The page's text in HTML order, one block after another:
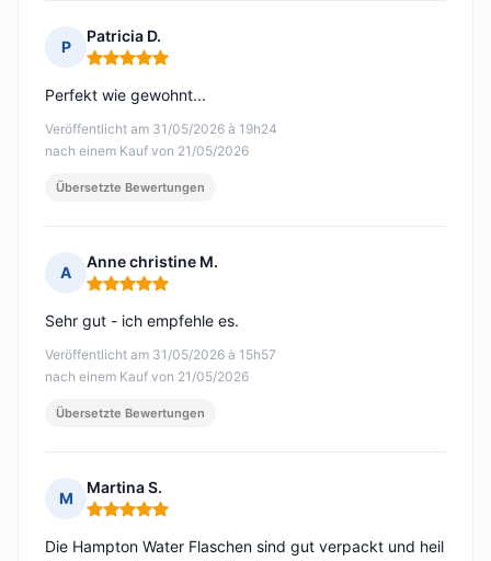
P
Patricia D.
Hinweis: 5 von 5
Veröffentlicht am 31/05/2026 à 19h24
nach einem Kauf von 21/05/2026
Perfekt wie gewohnt...
Übersetzte Bewertungen
A
Anne christine M.
Hinweis: 5 von 5
Veröffentlicht am 31/05/2026 à 15h57
nach einem Kauf von 21/05/2026
Sehr gut - ich empfehle es.
Übersetzte Bewertungen
M
Martina S.
Hinweis: 5 von 5
Die Hampton Water Flaschen sind gut verpackt und heil